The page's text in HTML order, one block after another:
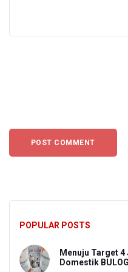
POPULAR POSTS
Menuju Target 4
Domestik